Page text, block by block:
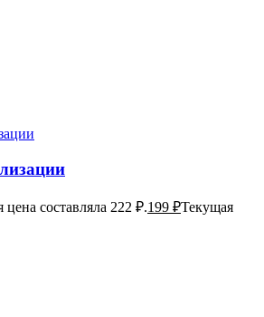
цена составляла 222 ₽.199 ₽Текущая